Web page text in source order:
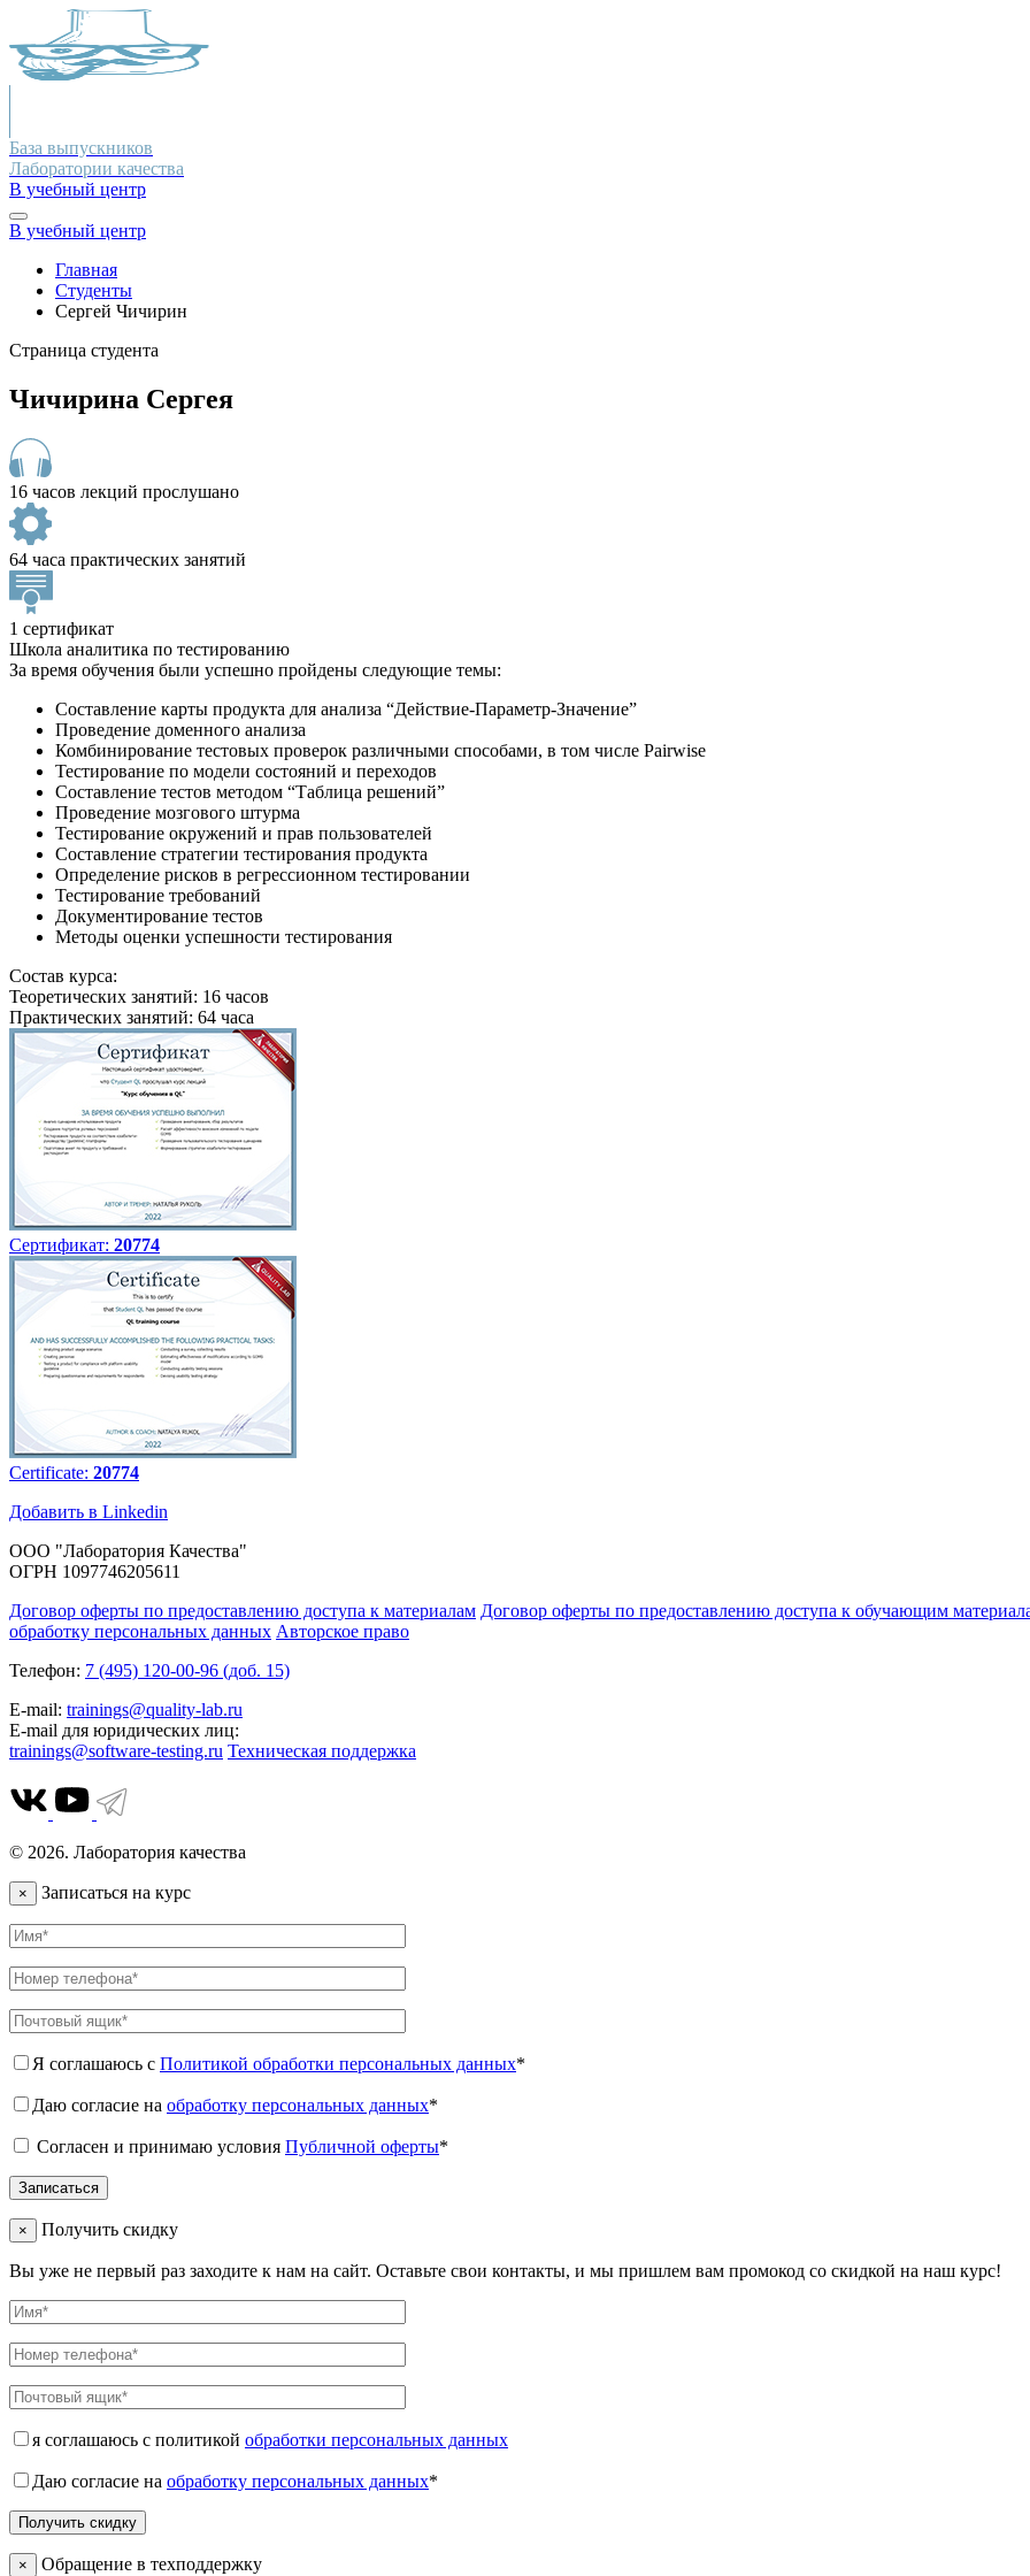
База выпускников
Лаборатории качества
В учебный центр
В учебный центр
Главная
Студенты
Сергей Чичирин
Страница студента
Чичирина Сергея
16 часов лекций прослушано
64 часа практических занятий
1 сертификат
Школа аналитика по тестированию
За время обучения были успешно пройдены следующие темы:
Составление карты продукта для анализа “Действие-Параметр-Значение”
Проведение доменного анализа
Комбинирование тестовых проверок различными способами, в том числе Pairwise
Тестирование по модели состояний и переходов
Составление тестов методом “Таблица решений”
Проведение мозгового штурма
Тестирование окружений и прав пользователей
Составление стратегии тестирования продукта
Определение рисков в регрессионном тестировании
Тестирование требований
Документирование тестов
Методы оценки успешности тестирования
Состав курса:
Теоретических занятий: 16 часов
Практических занятий: 64 часа
Сертификат: 20774
Certificate: 20774
Добавить в Linkedin
ООО "Лаборатория Качества"
ОГРН 1097746205611
Договор оферты по предоставлению доступа к материалам Договор оферты по предоставлению доступа к обучающим
обработку персональных данных Авторское право
Телефон: 7 (495) 120-00-96 (доб. 15)
E-mail: trainings@quality-lab.ru
E-mail для юридических лиц:
trainings@software-testing.ru Техническая поддержка
© 2026. Лаборатория качества
× Записаться на курс
Я соглашаюсь с Политикой обработки персональных данных*
Даю согласие на обработку персональных данных*
Согласен и принимаю условия Публичной оферты*
× Получить скидку
Вы уже не первый раз заходите к нам на сайт. Оставьте свои контакты, и мы пришлем вам промокод со скидкой на наш курс!
я соглашаюсь с политикой обработки персональных данных
Даю согласие на обработку персональных данных*
× Обращение в техподдержку